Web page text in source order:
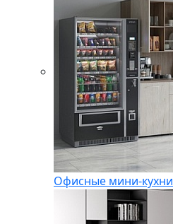
Офисные мини-кухни